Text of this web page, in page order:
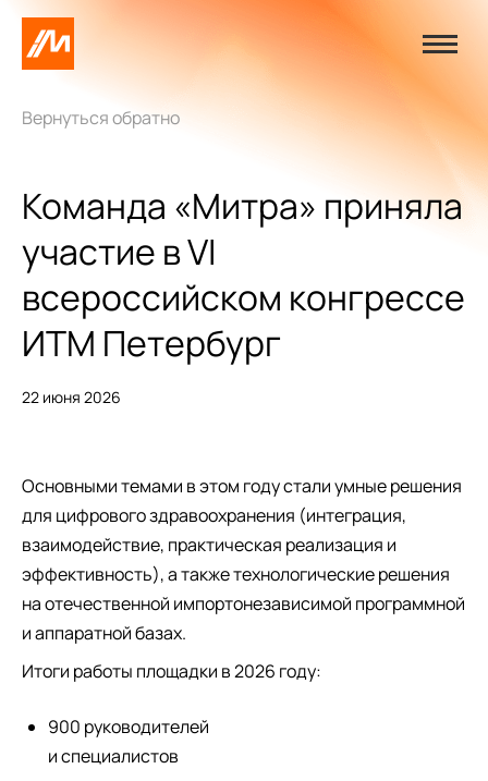
Вернуться обратно
Команда «Митра» приняла
участие в VI
всероссийском конгрессе
ИТМ Петербург
22 июня 2026
Основными темами в этом году стали умные решения
для цифрового здравоохранения (интеграция,
взаимодействие, практическая реализация и
эффективность), а также технологические решения
на отечественной импортонезависимой программной
и аппаратной базах.
Итоги работы площадки в 2026 году:
900 руководителей
и специалистов